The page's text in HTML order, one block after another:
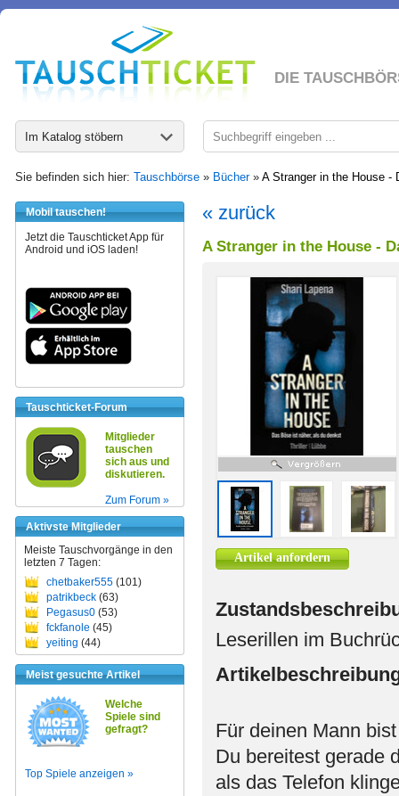
DIE
Im Katalog stöbern
Sie befinden sich hier: Tauschbörse » Bücher» A Stranger in the House -
Mobil tauschen!
Jetzt die Tauschticket App für
Android und iOS laden!
Tauschticket-Forum
Mitglieder
tauschen
sich aus und
diskutieren.
Zum Forum »
Aktivste Mitglieder
Meiste Tauschvorgänge in den
letzten 7 Tagen:
chetbaker555 (101)
patrikbeck (63)
Pegasus0 (53)
fckfanole (45)
yeiting (44)
Meist gesuchte Artikel
Welche
Spiele sind
gefragt?
Top Spiele anzeigen »
« zurück
A Stranger in the House -
Artikel anfordern
Leserillen im
Für deinen Mann
Du bereitest gerade
als das Telefon